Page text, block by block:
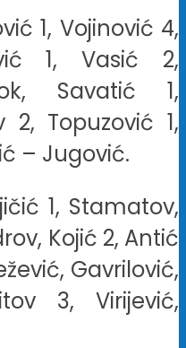
1, Vojinović 4,
1, Vasić 2,
Savatić 1,
2, Topuzović 1,
– Jugović.
1, Stamatov,
Kojić 2, Antić
Gavrilović,
3, Virijević,